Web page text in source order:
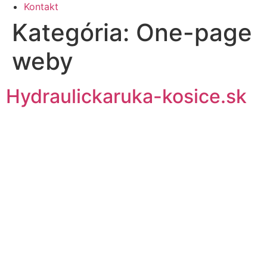
Kontakt
Kategória: One-page
weby
Hydraulickaruka-kosice.sk